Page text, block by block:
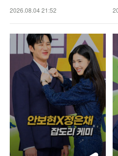
2026.08.04 21:52